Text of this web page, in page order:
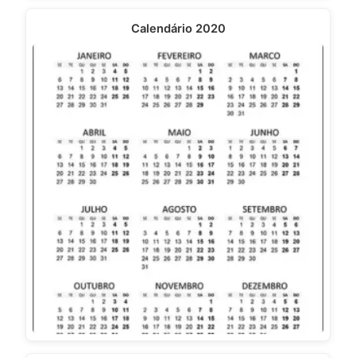
Calendário 2020